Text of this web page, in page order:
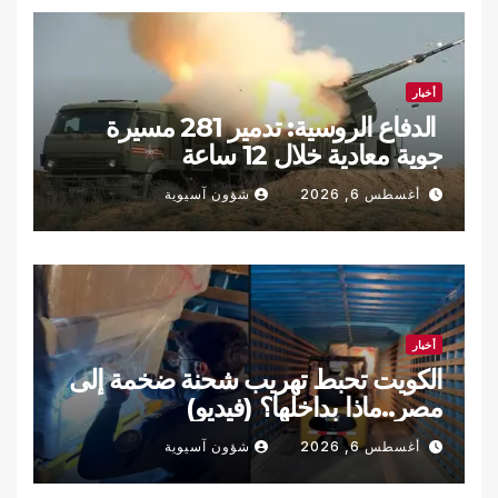
أخبار
الدفاع الروسية: تدمير 281 مسيرة
جوية معادية خلال 12 ساعة
أغسطس 6, 2026 شؤون آسيوية
أخبار
الكويت تحبط تهريب شحنة ضخمة إلى
مصر..ماذا بداخلها؟ (فيديو)
أغسطس 6, 2026 شؤون آسيوية